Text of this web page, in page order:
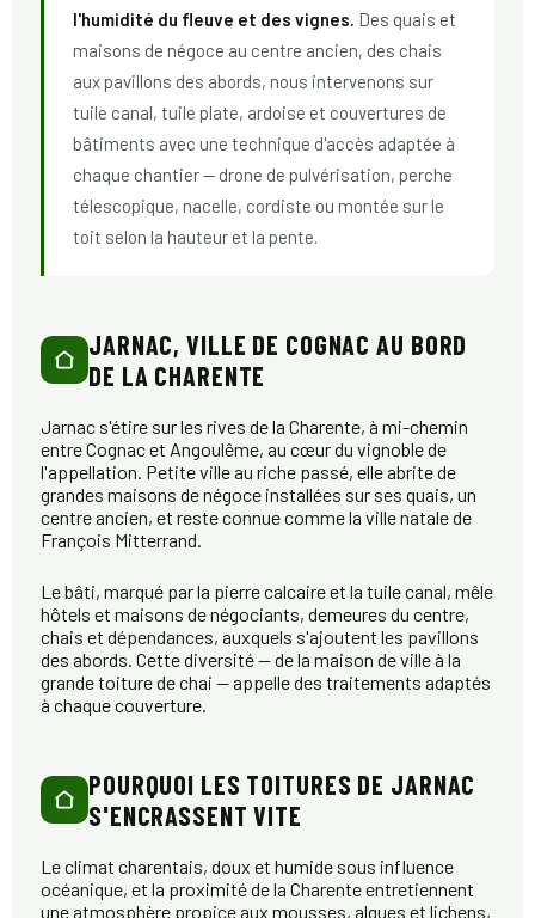
l'humidité du fleuve et des vignes. Des quais et
maisons de négoce au centre ancien, des chais
aux pavillons des abords, nous intervenons sur
tuile canal, tuile plate, ardoise et couvertures de
bâtiments avec une technique d'accès adaptée à
chaque chantier — drone de pulvérisation, perche
télescopique, nacelle, cordiste ou montée sur le
toit selon la hauteur et la pente.
JARNAC, VILLE DE COGNAC AU BORD
DE LA CHARENTE
Jarnac s'étire sur les rives de la Charente, à mi-chemin
entre Cognac et Angoulême, au cœur du vignoble de
l'appellation. Petite ville au riche passé, elle abrite de
grandes maisons de négoce installées sur ses quais, un
centre ancien, et reste connue comme la ville natale de
François Mitterrand.
Le bâti, marqué par la pierre calcaire et la tuile canal, mêle
hôtels et maisons de négociants, demeures du centre,
chais et dépendances, auxquels s'ajoutent les pavillons
des abords. Cette diversité — de la maison de ville à la
grande toiture de chai — appelle des traitements adaptés
à chaque couverture.
POURQUOI LES TOITURES DE JARNAC
S'ENCRASSENT VITE
Le climat charentais, doux et humide sous influence
océanique, et la proximité de la Charente entretiennent
une atmosphère propice aux mousses, algues et lichens,